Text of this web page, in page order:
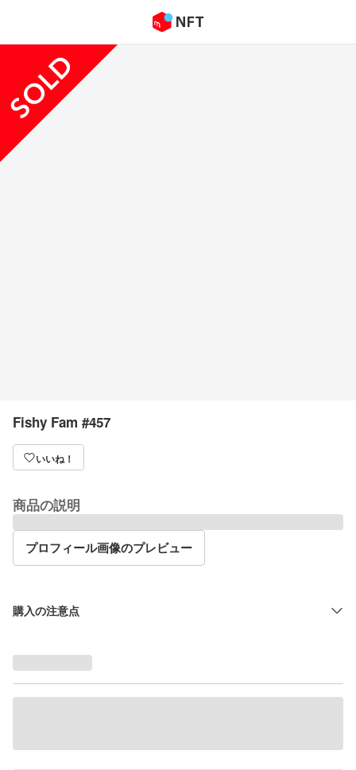
Fishy Fam #457
いいね！
商品の説明
プロフィール画像のプレビュー
購入の注意点